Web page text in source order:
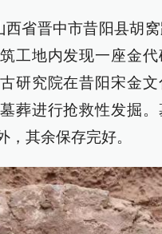
西省晋中市昔阳县胡
工地内发现一座金
研究院在昔阳宋金文
葬进行抢救性发掘。
，其余保存完好。